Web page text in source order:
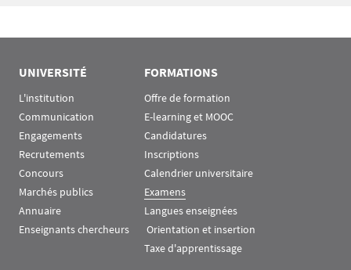
UNIVERSITÉ
L'institution
Communication
Engagements
Recrutements
Concours
Marchés publics
Annuaire
Enseignants chercheurs
FORMATIONS
Offre de formation
E-learning et MOOC
Candidatures
Inscriptions
Calendrier universitaire
Examens
Langues enseignées
Orientation et insertion
Taxe d'apprentissage